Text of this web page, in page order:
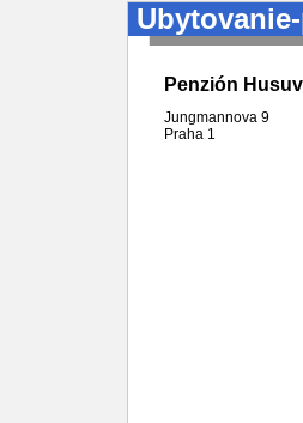
Penzión
Jungmannova 9
Praha 1